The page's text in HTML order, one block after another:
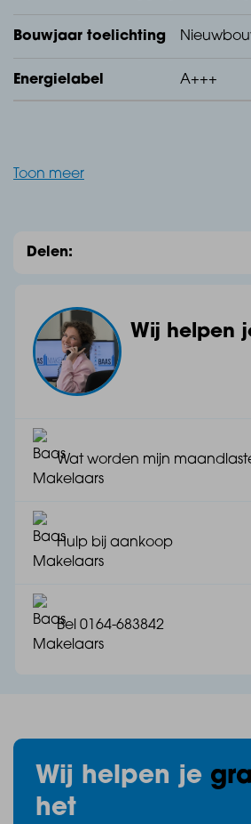
indeling en hoogwaardige
plek waar wonen voelt als
Deze villa biedt alle ruimte om
werkelijkheid te maken. Kies
uitbouw om nog meer leefruimte
de woning levensloopbestendig
en badkamer op de begane
woonkamer aan de tuinzijde voor
uitzicht of juist aan de straatzijde?
woning die volledig aansluit op
Bouwjaar toelichting
Energielabel A+++
Toon meer
Delen:
Wij helpen
Wat worden mijn
Hulp bij aankoop
Bel 0164-683842
Wij helpen je
het